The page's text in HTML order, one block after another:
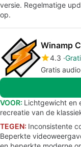
versie. Regelmatige
op.
Winamp
4.3
Gratis
VOOR: Lichtgewicht en
recreatie van de
TEGEN: Inconsistente
Beperkte